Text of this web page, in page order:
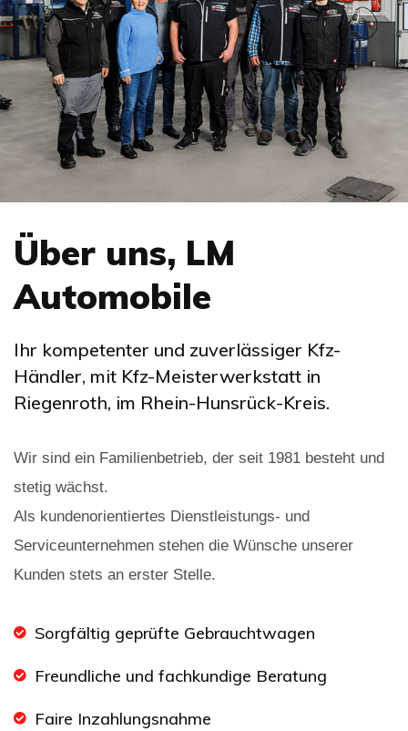
Über uns, LM
Automobile
Ihr kompetenter und zuverlässiger Kfz-
Händler, mit Kfz-Meisterwerkstatt in
Riegenroth, im Rhein-Hunsrück-Kreis.
Wir sind ein Familienbetrieb, der seit 1981 besteht und
stetig wächst.
Als kundenorientiertes Dienstleistungs- und
Serviceunternehmen stehen die Wünsche unserer
Kunden stets an erster Stelle.
Sorgfältig geprüfte Gebrauchtwagen
Freundliche und fachkundige Beratung
Faire Inzahlungsnahme